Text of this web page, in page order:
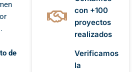
de
con +100
proyectos
realizados
Verificamos
la